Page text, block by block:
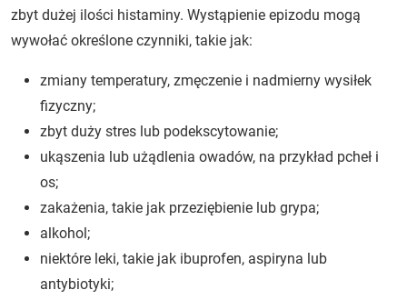
zbyt dużej ilości histaminy. Wystąpienie epizodu mogą
wywołać określone czynniki, takie jak:
zmiany temperatury, zmęczenie i nadmierny wysiłek
fizyczny;
zbyt duży stres lub podekscytowanie;
ukąszenia lub użądlenia owadów, na przykład pcheł i
os;
zakażenia, takie jak przeziębienie lub grypa;
alkohol;
niektóre leki, takie jak ibuprofen, aspiryna lub
antybiotyki;